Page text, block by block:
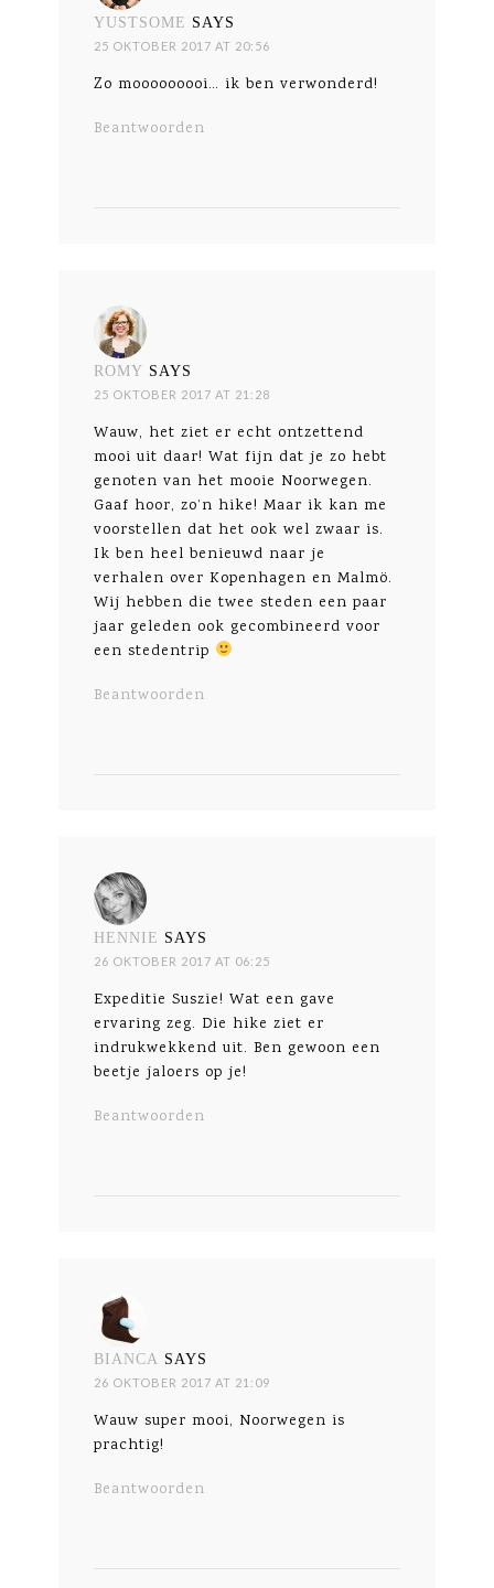
YUSTSOME SAYS
25 OKTOBER 2017 AT 20:56
Zo mooooooooi… ik ben verwonderd!
Beantwoorden
ROMY SAYS
25 OKTOBER 2017 AT 21:28
Wauw, het ziet er echt ontzettend
mooi uit daar! Wat fijn dat je zo hebt
genoten van het mooie Noorwegen.
Gaaf hoor, zo’n hike! Maar ik kan me
voorstellen dat het ook wel zwaar is.
Ik ben heel benieuwd naar je
verhalen over Kopenhagen en Malmö.
Wij hebben die twee steden een paar
jaar geleden ook gecombineerd voor
een stedentrip
Beantwoorden
HENNIE SAYS
26 OKTOBER 2017 AT 06:25
Expeditie Suszie! Wat een gave
ervaring zeg. Die hike ziet er
indrukwekkend uit. Ben gewoon een
beetje jaloers op je!
Beantwoorden
BIANCA SAYS
26 OKTOBER 2017 AT 21:09
Wauw super mooi, Noorwegen is
prachtig!
Beantwoorden